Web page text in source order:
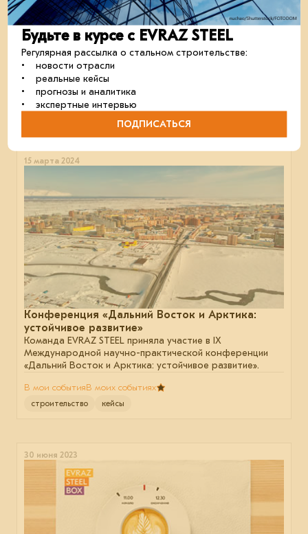
Образовательный интенсив «Удобство,
скорость и эффективность проектирования с
применением цифровых сервисов»
6 июня 2024 года в Новосибирске пройдёт интенсив для
тех, кто хочет быть в курсе эффективных сервисов и
готовых решений в проектировании.
В мои события В моих событиях
проектирование развивайся_с_нами
15 марта 2024
Конференция «Дальний Восток и Арктика:
устойчивое развитие»
Команда EVRAZ STEEL приняла участие в IX
Международной научно-практической конференции
«Дальний Восток и Арктика: устойчивое развитие».
В мои событияВ моих событиях
строительство кейсы
30 июня 2023
Будьте в курсе с EVRAZ STEEL
Регулярная рассылка о стальном строительстве:
• новости отрасли
• реальные кейсы
• прогнозы и аналитика
• экспертные интервью
ПОДПИСАТЬСЯ